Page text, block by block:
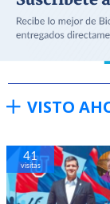
VISTO
41
visitas